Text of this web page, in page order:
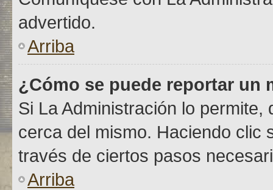
advertido.
Arriba
¿Cómo se puede reportar un
Si La Administración lo
cerca del mismo. Haciendo clic
través de ciertos pasos
Arriba